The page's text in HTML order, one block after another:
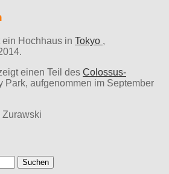
Hochhaus in Tokyo ,
einen Teil des Colossus-
Park, aufgenommen im September